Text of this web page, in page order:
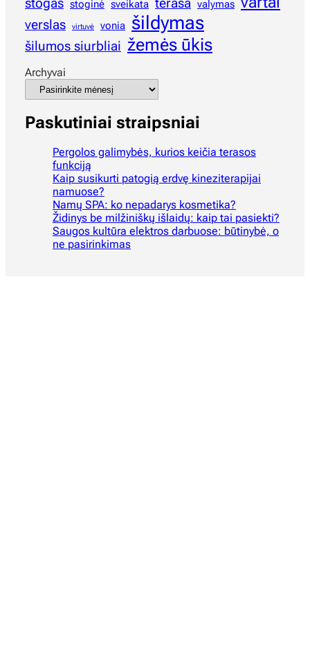
stogas stoginė sveikata terasa valymas
verslas virtuvė vonia šildymas
šilumos siurbliai žemės ūkis
Archyvai
Paskutiniai straipsniai
Pergolos galimybės, kurios keičia terasos
funkciją
Kaip susikurti patogią erdvę kineziterapijai
namuose?
Namų SPA: ko nepadarys kosmetika?
Židinys be milžiniškų išlaidų: kaip tai pasiekti?
Saugos kultūra elektros darbuose: būtinybė, o
ne pasirinkimas